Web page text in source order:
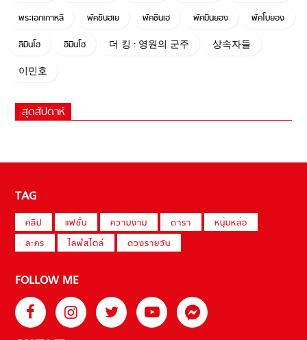
พระเอกเกาหลี
พัคชินฮเย พัคชินเฮ พัคมินยอง
พัคโบยอง
ลีมินโฮ
อีมินโฮ 더 킹 : 영원의 군주
상속자들
이민호
สุดสัปดาห์
TAG
คลิป แฟชั่น ความงาม ดารา
หนุ่มหล่อ
ละคร
ไลฟ์สไตล์ ดวงรายวัน
FOLLOW ME